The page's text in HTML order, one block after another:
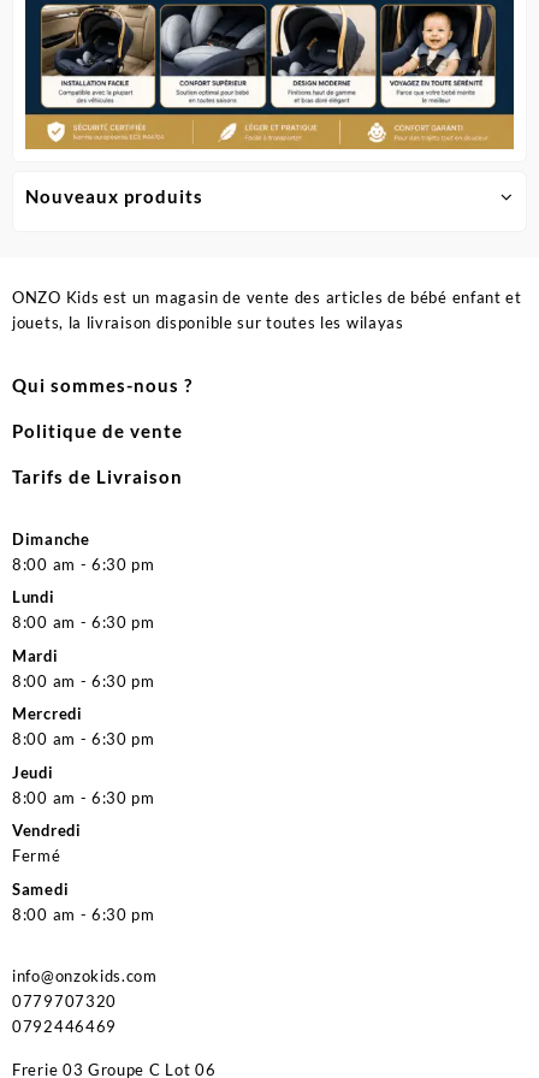
Nouveaux produits
ONZO Kids est un magasin de vente des articles de bébé enfant et
jouets, la livraison disponible sur toutes les wilayas
Qui sommes-nous ?
Politique de vente
Tarifs de Livraison
Dimanche
8:00 am - 6:30 pm
Lundi
8:00 am - 6:30 pm
Mardi
8:00 am - 6:30 pm
Mercredi
8:00 am - 6:30 pm
Jeudi
8:00 am - 6:30 pm
Vendredi
Fermé
Samedi
8:00 am - 6:30 pm
info@onzokids.com
0779707320
0792446469
Frerie 03 Groupe C Lot 06